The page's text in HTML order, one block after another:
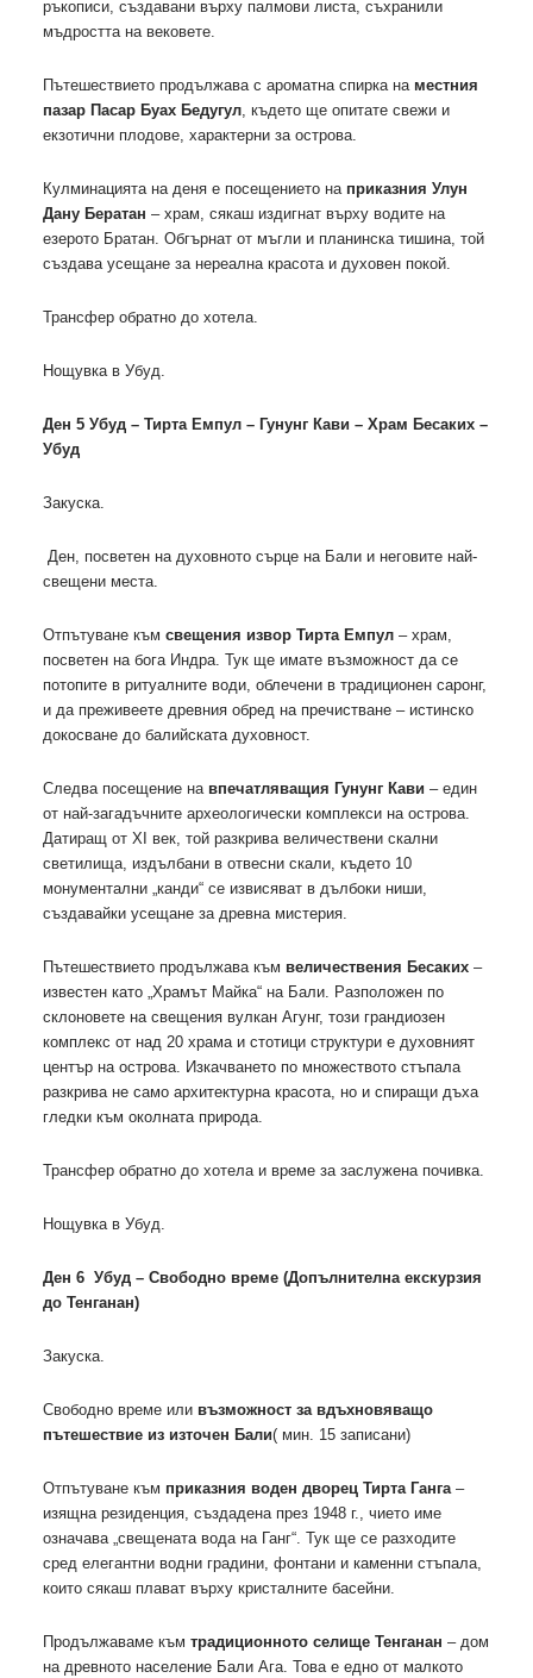
ръкописи, създавани върху палмови листа, съхранили
мъдростта на вековете.
Пътешествието продължава с ароматна спирка на местния
пазар Пасар Буах Бедугул, където ще опитате свежи и
екзотични плодове, характерни за острова.
Кулминацията на деня е посещението на приказния Улун
Дану Бератан – храм, сякаш издигнат върху водите на
езерото Братан. Обгърнат от мъгли и планинска тишина, той
създава усещане за нереална красота и духовен покой.
Трансфер обратно до хотела.
Нощувка в Убуд.
Ден 5 Убуд – Тирта Емпул – Гунунг Кави – Храм Бесаких –
Убуд
Закуска.
Ден, посветен на духовното сърце на Бали и неговите най-
свещени места.
Отпътуване към свещения извор Тирта Емпул – храм,
посветен на бога Индра. Тук ще имате възможност да се
потопите в ритуалните води, облечени в традиционен саронг,
и да преживеете древния обред на пречистване – истинско
докосване до балийската духовност.
Следва посещение на впечатляващия Гунунг Кави – един
от най-загадъчните археологически комплекси на острова.
Датиращ от XI век, той разкрива величествени скални
светилища, издълбани в отвесни скали, където 10
монументални „канди“ се извисяват в дълбоки ниши,
създавайки усещане за древна мистерия.
Пътешествието продължава към величествения Бесаких –
известен като „Храмът Майка“ на Бали. Разположен по
склоновете на свещения вулкан Агунг, този грандиозен
комплекс от над 20 храма и стотици структури е духовният
център на острова. Изкачването по множеството стъпала
разкрива не само архитектурна красота, но и спиращи дъха
гледки към околната природа.
Трансфер обратно до хотела и време за заслужена почивка.
Нощувка в Убуд.
Ден 6 Убуд – Свободно време (Допълнителна екскурзия
до Тенганан)
Закуска.
Свободно време или възможност за вдъхновяващо
пътешествие из източен Бали( мин. 15 записани)
Отпътуване към приказния воден дворец Тирта Ганга–
изящна резиденция, създадена през 1948 г., чието име
означава „свещената вода на Ганг“. Тук ще се разходите
сред елегантни водни градини, фонтани и каменни стъпала,
които сякаш плават върху кристалните басейни.
Продължаваме към традиционното селище Тенганан – дом
на древното население Бали Ага. Това е едно от малкото